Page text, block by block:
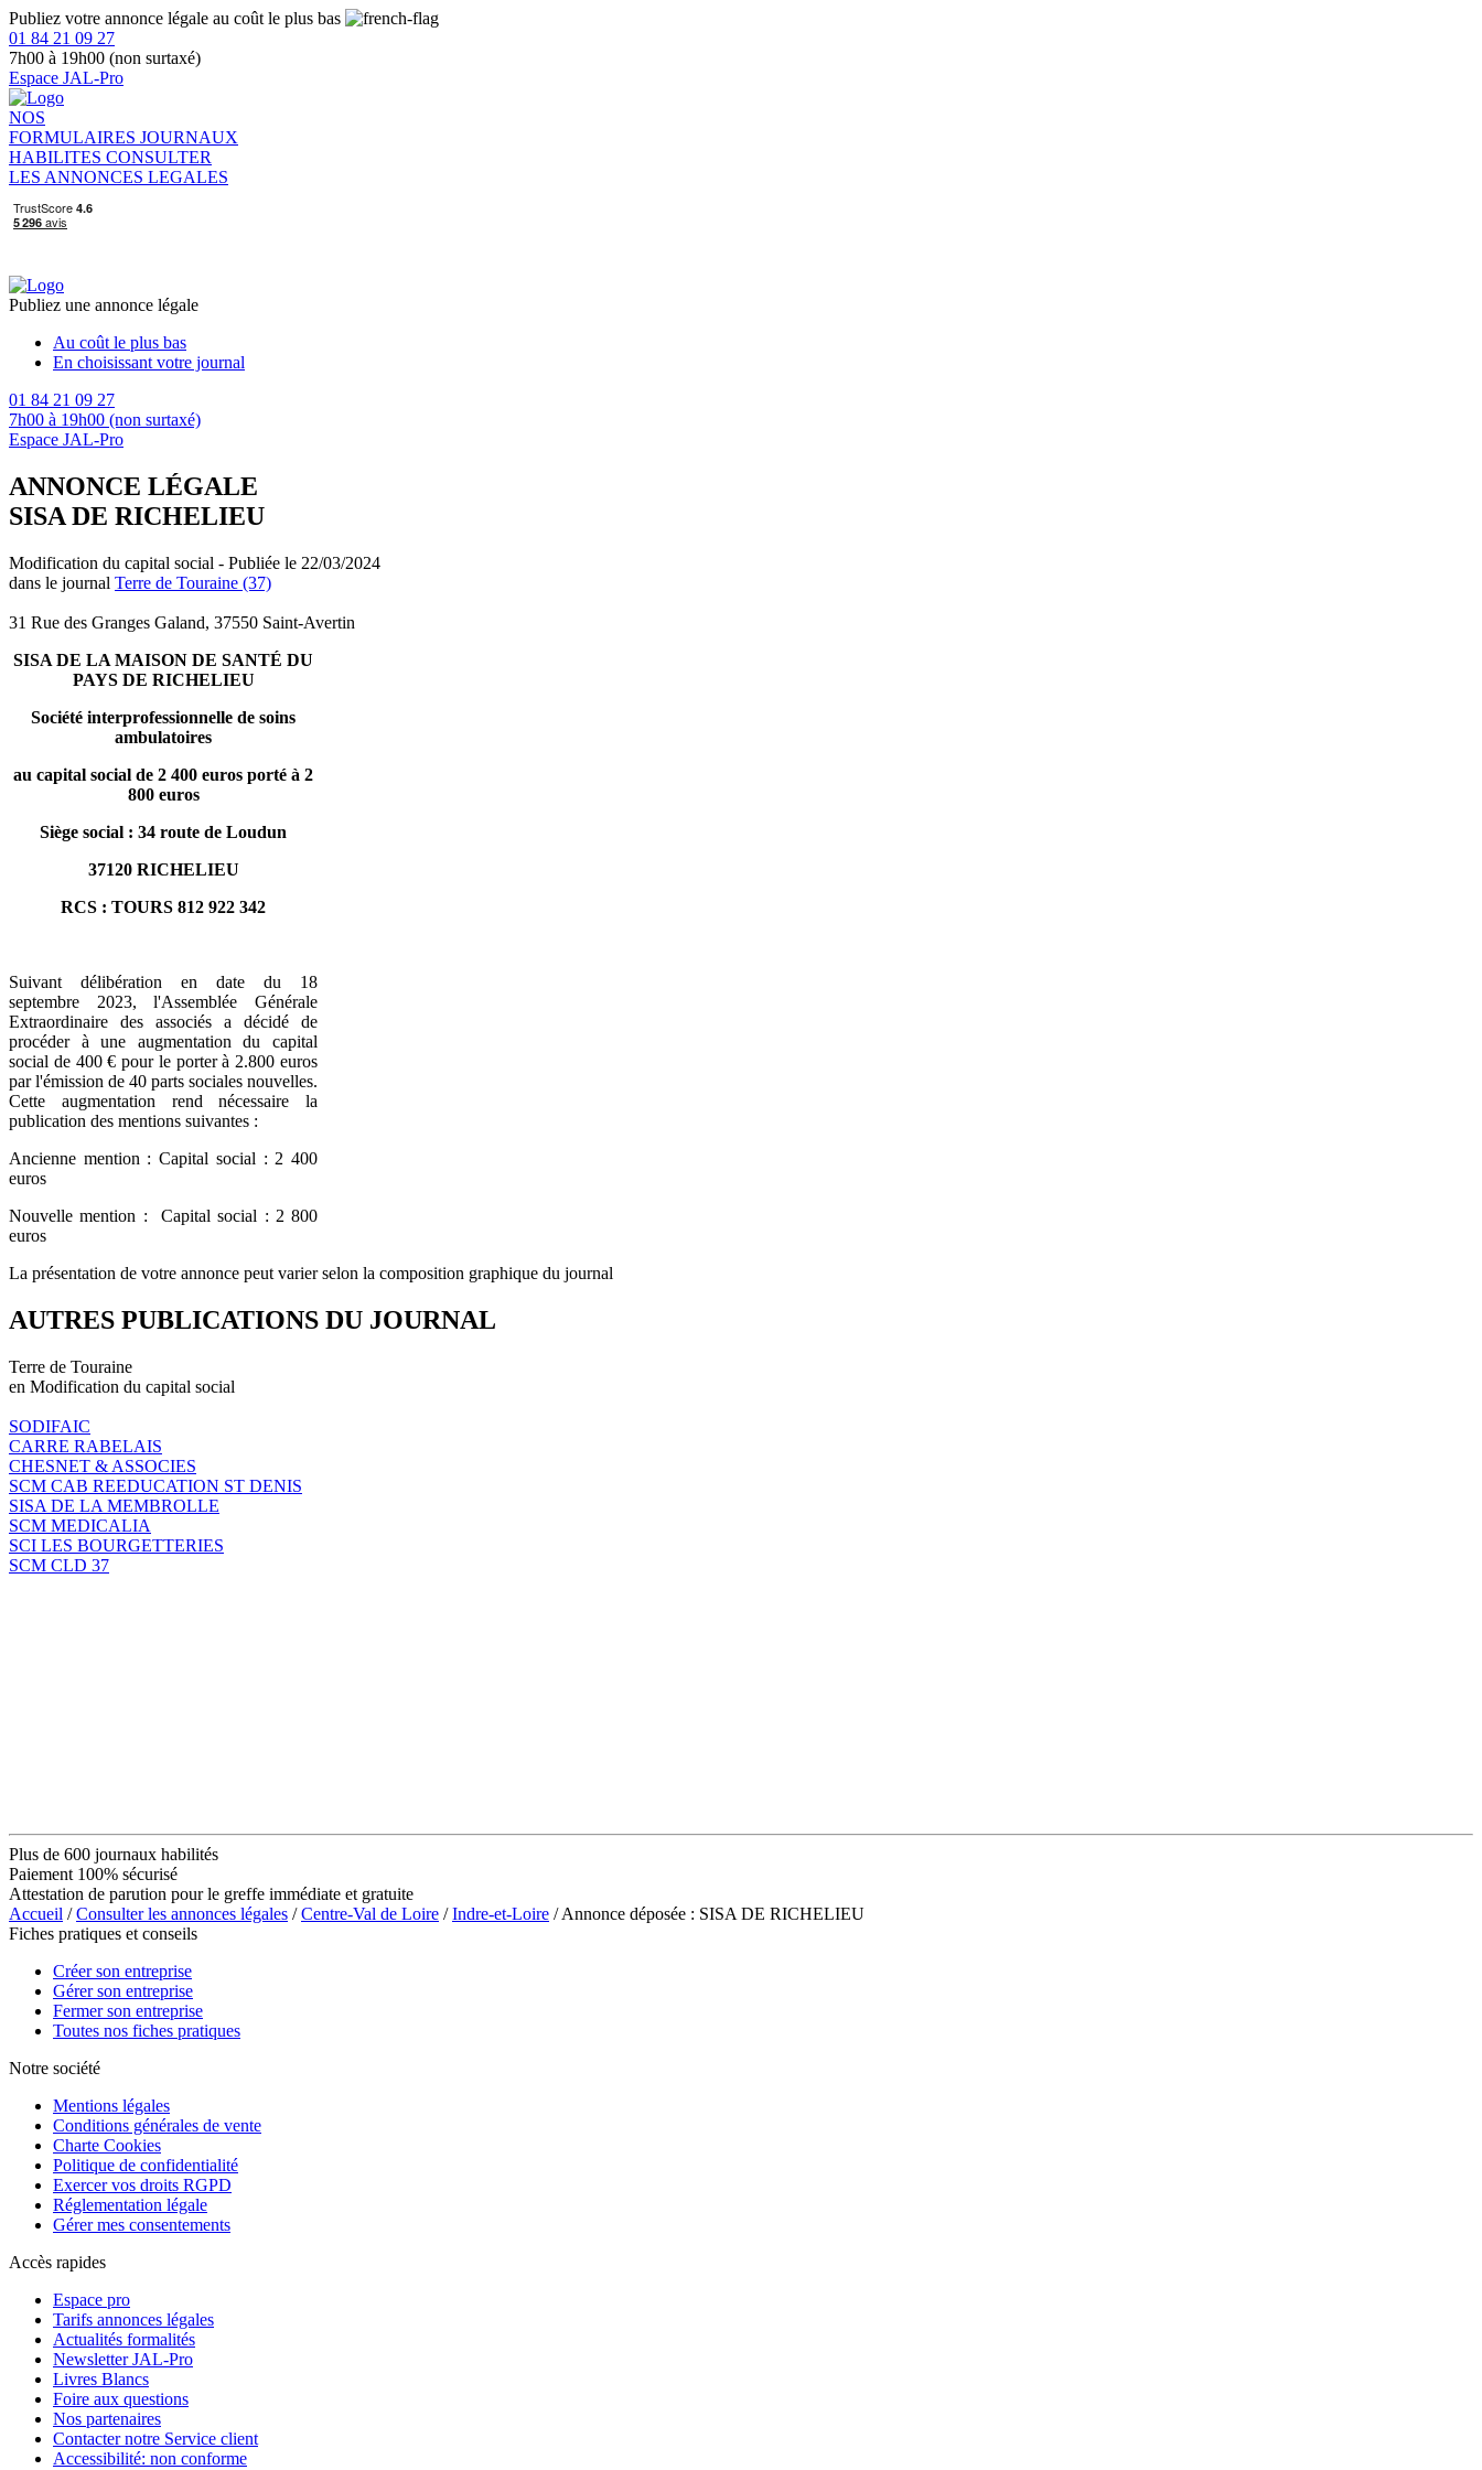
Publiez votre annonce légale au coût le plus bas
01 84 21 09 27
7h00 à 19h00 (non surtaxé)
Espace JAL-Pro
NOS
FORMULAIRES JOURNAUX
HABILITES CONSULTER
LES ANNONCES LEGALES
Publiez une annonce légale
Au coût le plus bas
En choisissant votre journal
01 84 21 09 27
7h00 à 19h00 (non surtaxé)
Espace JAL-Pro
ANNONCE LÉGALE
SISA DE RICHELIEU
Modification du capital social - Publiée le 22/03/2024
dans le journal Terre de Touraine (37)
31 Rue des Granges Galand, 37550 Saint-Avertin
SISA DE LA MAISON DE SANTÉ DU
PAYS DE RICHELIEU
Société interprofessionnelle de soins
ambulatoires
au capital social de 2 400 euros porté à 2
800 euros
Siège social : 34 route de Loudun
37120 RICHELIEU
RCS : TOURS 812 922 342
Suivant délibération en date du 18
septembre 2023, l'Assemblée Générale
Extraordinaire des associés a décidé de
procéder à une augmentation du capital
social de 400 € pour le porter à 2.800 euros
par l'émission de 40 parts sociales nouvelles.
Cette augmentation rend nécessaire la
publication des mentions suivantes :
Ancienne mention : Capital social : 2 400
euros
Nouvelle mention : Capital social : 2 800
euros
La présentation de votre annonce peut varier selon la composition graphique du journal
AUTRES PUBLICATIONS DU JOURNAL
Terre de Touraine
en Modification du capital social
SODIFAIC
CARRE RABELAIS
CHESNET & ASSOCIES
SCM CAB REEDUCATION ST DENIS
SISA DE LA MEMBROLLE
SCM MEDICALIA
SCI LES BOURGETTERIES
SCM CLD 37
Plus de 600 journaux habilités
Paiement 100% sécurisé
Attestation de parution pour le greffe immédiate et gratuite
Accueil /Consulter les annonces légales /Centre-Val de Loire /Indre-et-Loire / Annonce déposée : SISA DE RICHELIEU
Fiches pratiques et conseils
Créer son entreprise
Gérer son entreprise
Fermer son entreprise
Toutes nos fiches pratiques
Notre société
Mentions légales
Conditions générales de vente
Charte Cookies
Politique de confidentialité
Exercer vos droits RGPD
Réglementation légale
Gérer mes consentements
Accès rapides
Espace pro
Tarifs annonces légales
Actualités formalités
Newsletter JAL-Pro
Livres Blancs
Foire aux questions
Nos partenaires
Contacter notre Service client
Accessibilité: non conforme